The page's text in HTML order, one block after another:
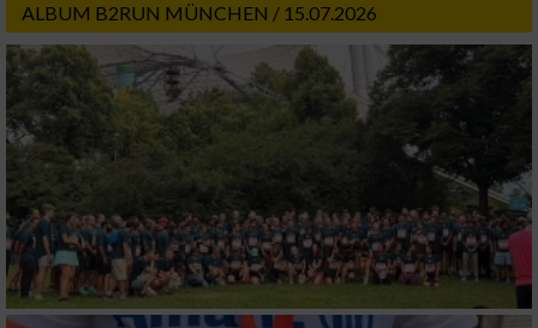
ALBUM B2RUN MÜNCHEN / 15.07.2026
IAB-Besonderheiten:
Verwendung genauer Standortdaten
Geräte anhand von aktiv angeforderten
Informationen identifizieren
Nicht-IAB-Verarbeitungszwecke:
Notwendig
Performance